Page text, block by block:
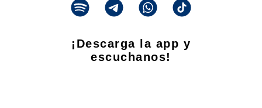
¡Descarga la app y
escuchanos!